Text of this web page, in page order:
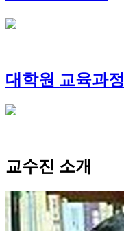
대학원 교육과정
교수진 소개